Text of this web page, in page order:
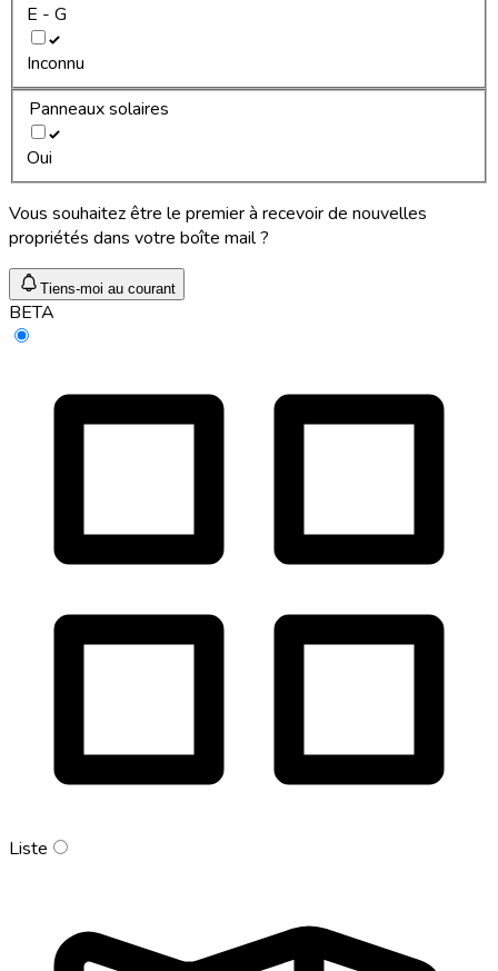
E - G
Inconnu
Panneaux solaires
Oui
Vous souhaitez être le premier à recevoir de nouvelles
propriétés dans votre boîte mail ?
Tiens-moi au courant
BETA
Liste